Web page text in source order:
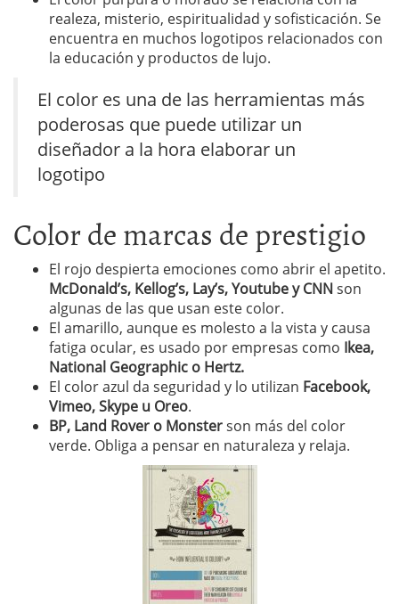
realeza, misterio, espiritualidad y sofisticación. Se
encuentra en muchos logotipos relacionados con
la educación y productos de lujo.
El color es una de las herramientas más
poderosas que puede utilizar un
diseñador a la hora elaborar un
logotipo
Color de marcas de prestigio
El rojo despierta emociones como abrir el apetito.
McDonald’s, Kellog’s, Lay’s, Youtube y CNNson
algunas de las que usan este color.
El amarillo, aunque es molesto a la vista y causa
fatiga ocular, es usado por empresas como Ikea,
National Geographic o Hertz.
El color azul da seguridad y lo utilizan Facebook,
Vimeo, Skype u Oreo.
BP, Land Rover o Monsterson más del color
verde. Obliga a pensar en naturaleza y relaja.